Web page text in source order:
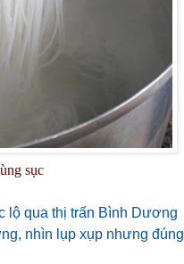
sục
lộ qua thị trấn Bình Dương
nhìn lụp xụp nhưng đúng